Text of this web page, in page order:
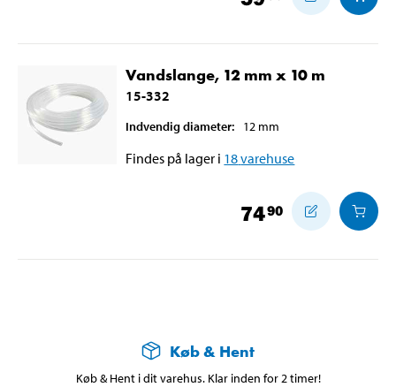
Vandslange, 12 mm x 10 m
15-332
Indvendig diameter: 12 mm
Findes på lager i 18varehuse
7490
Køb & Hent
Køb & Hent i dit varehus. Klar inden for 2 timer!